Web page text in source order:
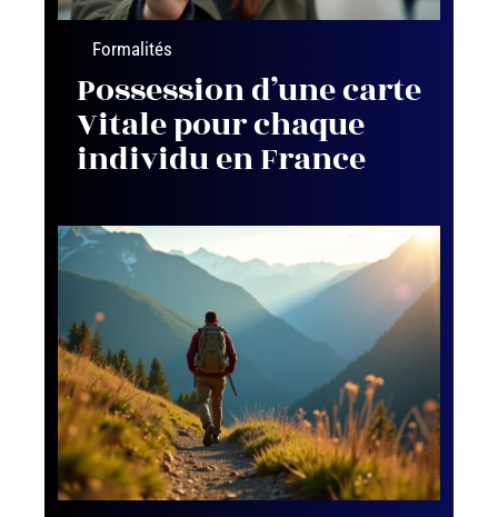
Formalités
Possession d’une carte
Vitale pour chaque
individu en France